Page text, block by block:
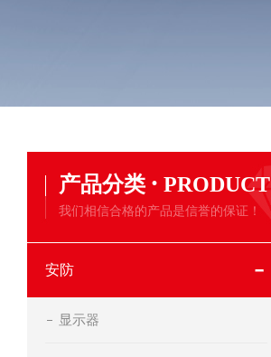
产品分类 · PRODUCT
我们相信合格的产品是信誉的保证！
安防
显示器